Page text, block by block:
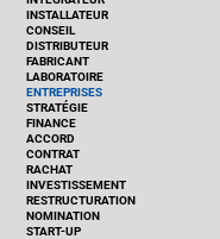
INSTALLATEUR
CONSEIL
DISTRIBUTEUR
FABRICANT
LABORATOIRE
ENTREPRISES
STRATÉGIE
FINANCE
ACCORD
CONTRAT
RACHAT
INVESTISSEMENT
RESTRUCTURATION
NOMINATION
START-UP